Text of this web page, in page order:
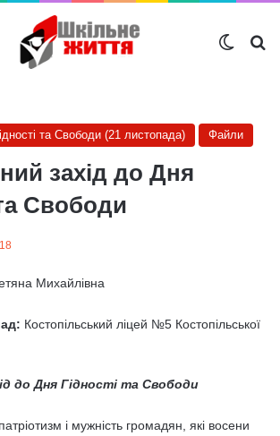
та Свободи (21 листопада) Файли
захід до Дня
Свободи
Михайлівна
Костопільський ліцей №5 Костопільської
до Дня Гідності та Свободи
і мужність громадян, які восени